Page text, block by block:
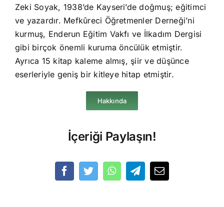
Zeki Soyak, 1938’de Kayseri’de doğmuş; eğitimci
ve yazardır. Mefkûreci Öğretmenler Derneği’ni
kurmuş, Enderun Eğitim Vakfı ve İlkadım Dergisi
gibi birçok önemli kuruma öncülük etmiştir.
Ayrıca 15 kitap kaleme almış, şiir ve düşünce
eserleriyle geniş bir kitleye hitap etmiştir.
Hakkında
İçeriği Paylaşın!